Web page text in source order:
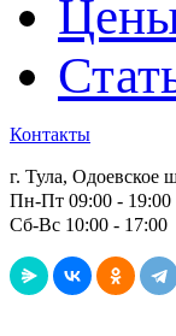
Контакты
г. Тула, Одоевское
Пн-Пт 09:00 - 19:00
Сб-Вс 10:00 - 17:00